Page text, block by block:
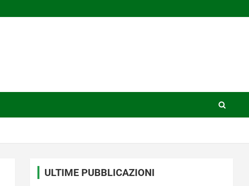
ULTIME PUBBLICAZIONI